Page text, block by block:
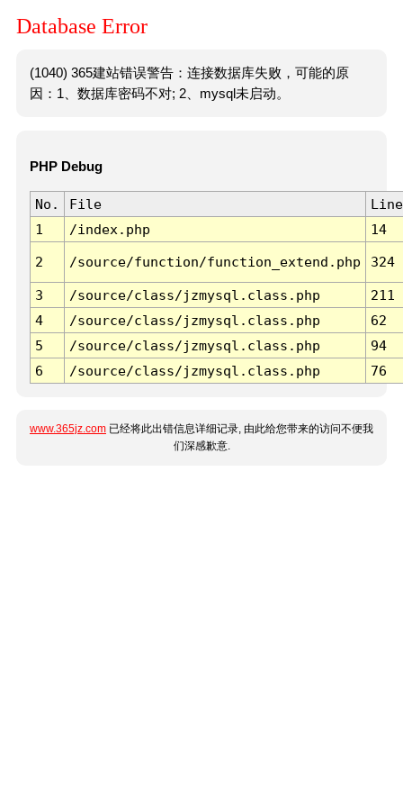
Database Error
(1040) 365建站错误警告：连接数据库失败，可能的原
因：1、数据库密码不对; 2、mysql未启动。
PHP Debug
No. File
Line
1
/index.php 14
2 /source/function/function_extend.php 324
3 /source/class/jzmysql.class.php
211
4
/source/class/jzmysql.class.php
62
5
/source/class/jzmysql.class.php
94
6
/source/class/jzmysql.class.php 76
www.365jz.com 已经将此出错信息详细记录, 由此给您带来的访问不便我
们深感歉意.